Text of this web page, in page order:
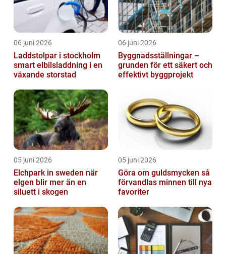
06 juni 2026
Laddstolpar i stockholm
smart elbilsladdning i en
växande storstad
06 juni 2026
Byggnadsställningar –
grunden för ett säkert och
effektivt byggprojekt
05 juni 2026
Elchpark in sweden när
elgen blir mer än en
siluett i skogen
05 juni 2026
Göra om guldsmycken så
förvandlas minnen till nya
favoriter